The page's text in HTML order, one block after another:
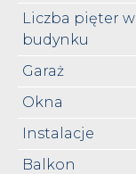
Liczba pięter w
budynku
Garaż
Okna
Instalacje
Balkon